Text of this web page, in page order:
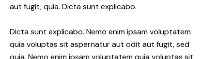
aut fugit, quia. Dicta sunt explicabo.
Dicta sunt explicabo. Nemo enim ipsam voluptatem
quia voluptas sit aspernatur aut odit aut fugit, sed
quia. Nemo enim ipsam voluptatem quia voluptas sit